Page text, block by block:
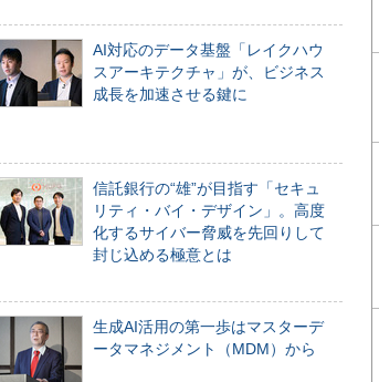
AI対応のデータ基盤「レイクハウ
スアーキテクチャ」が、ビジネス
成長を加速させる鍵に
信託銀行の“雄”が目指す「セキュ
リティ・バイ・デザイン」。高度
化するサイバー脅威を先回りして
封じ込める極意とは
生成AI活用の第一歩はマスターデ
ータマネジメント（MDM）から